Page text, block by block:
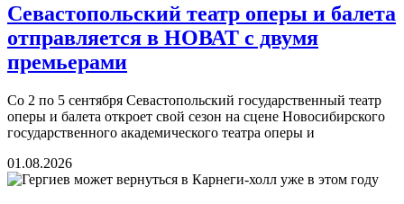
Севастопольский театр оперы и балета
отправляется в НОВАТ с двумя
премьерами
Со 2 по 5 сентября Севастопольский государственный театр
оперы и балета откроет свой сезон на сцене Новосибирского
государственного академического театра оперы и
01.08.2026